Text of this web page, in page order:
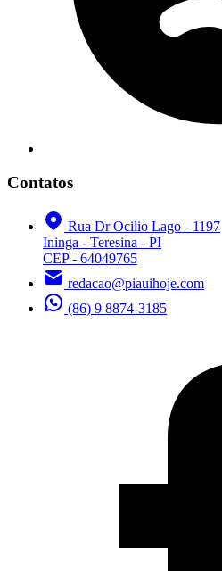
Contatos
Rua Dr Ocilio Lago - 1197
Ininga - Teresina - PI
CEP - 64049765
redacao@piauihoje.com
(86) 9 8874-3185